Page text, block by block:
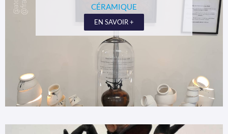
CÉRAMIQUE
EN SAVOIR +